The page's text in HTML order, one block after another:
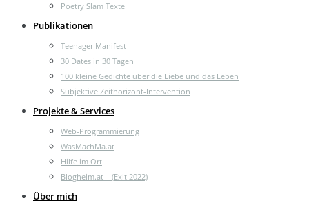
Poetry Slam Texte
Publikationen
Teenager Manifest
30 Dates in 30 Tagen
100 kleine Gedichte über die Liebe und das Leben
Subjektive Zeithorizont-Intervention
Projekte & Services
Web-Programmierung
WasMachMa.at
Hilfe im Ort
Blogheim.at – (Exit 2022)
Über mich